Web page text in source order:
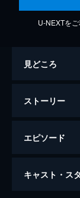
U-NEXTを
見どころ
ストーリー
エピソード
プロミシング・
キャスト・ス